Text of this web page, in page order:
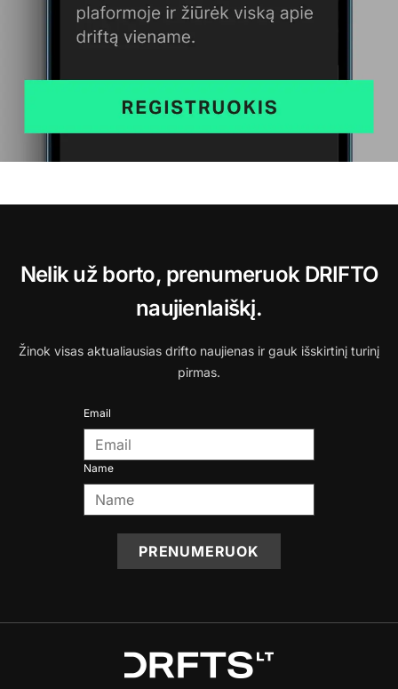
Nelik už borto, prenumeruok DRIFTO
naujienlaiškį.
Žinok visas aktualiausias drifto naujienas ir gauk išskirtinį turinį
pirmas.
Email
Name
PRENUMERUOK